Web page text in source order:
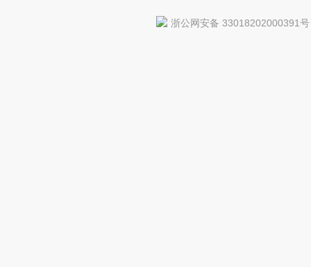
浙公网安备 33018202000391号